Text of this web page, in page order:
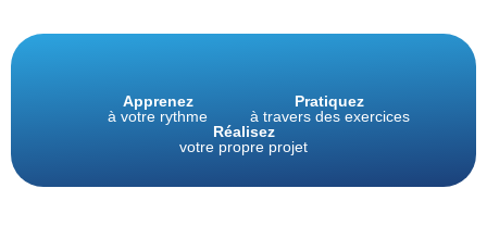
Apprenez
à votre rythme
Pratiquez
à travers des exercices
Réalisez
votre propre projet